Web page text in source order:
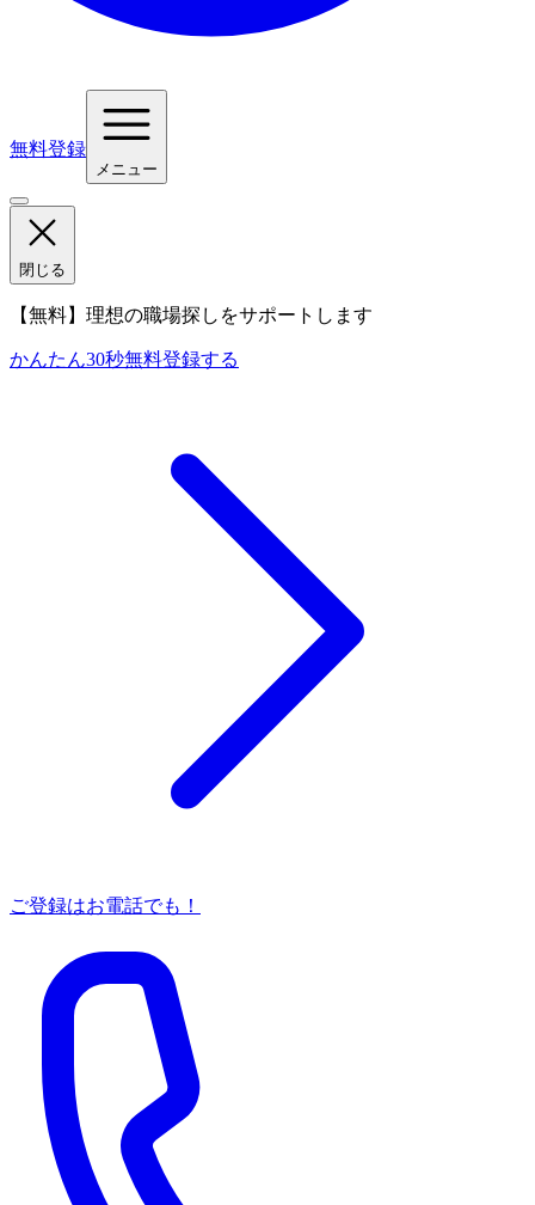
無料登録
メニュー
閉じる
【無料】理想の職場探しをサポートします
かんたん30秒無料登録する
ご登録はお電話でも！